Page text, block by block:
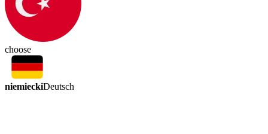
choose
niemieckiDeutsch